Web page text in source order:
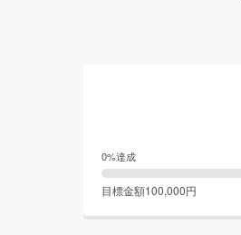
0%達成
目標金額100,000円